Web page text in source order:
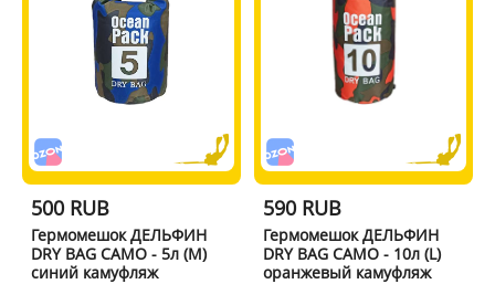
500 RUB
Гермомешок ДЕЛЬФИН
DRY BAG CAMO - 5л (M)
синий камуфляж
590 RUB
Гермомешок ДЕЛЬФИН
DRY BAG CAMO - 10л (L)
оранжевый камуфляж